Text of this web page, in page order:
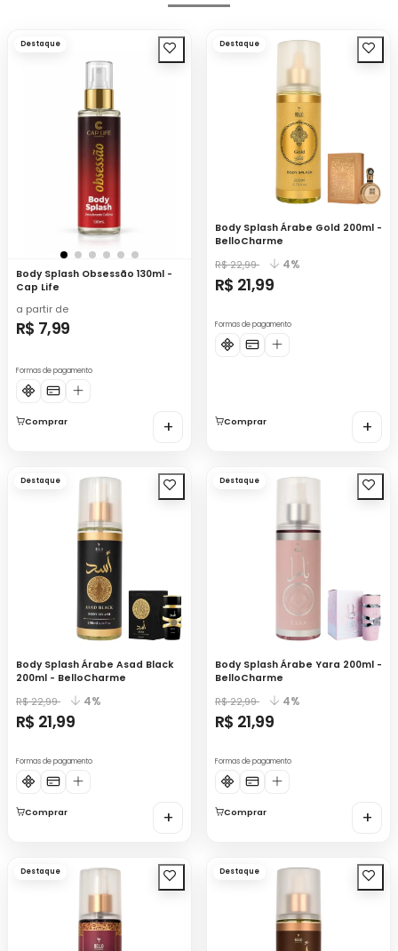
Destaque
Body Splash Obsessão 130ml -
Cap Life
a partir de
R$ 7,99
Formas de pagamento
Comprar +
Destaque
Body Splash Árabe Gold 200ml -
BelloCharme
R$ 22,99 4%
R$ 21,99
Formas de pagamento
Comprar +
Destaque
Body Splash Árabe Asad Black
200ml - BelloCharme
R$ 22,99 4%
R$ 21,99
Formas de pagamento
Comprar +
Destaque
Body Splash Árabe Yara 200ml -
BelloCharme
R$ 22,99 4%
R$ 21,99
Formas de pagamento
Comprar +
Destaque Destaque